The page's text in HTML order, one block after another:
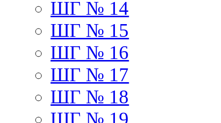
ШГ № 14
ШГ № 15
ШГ № 16
ШГ № 17
ШГ № 18